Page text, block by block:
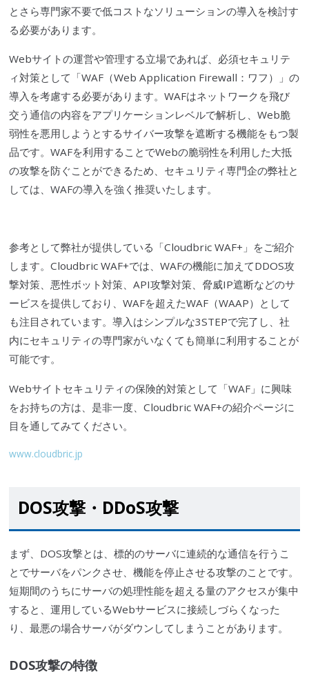
とさら専門家不要で低コストなソリューションの導入を検討す
る必要があります。
Webサイトの運営や管理する立場であれば、必須セキュリテ
ィ対策として「WAF （Web Application Firewall ：ワフ）」の
導入を考慮する必要があります。WAFはネットワークを飛び
交う通信の内容をアプリケーションレベルで解析し、Web脆
弱性を悪用しようとするサイバー攻撃を遮断する機能をもつ製
品です。WAFを利用することでWebの脆弱性を利用した大抵
の攻撃を防ぐことができるため、セキュリティ専門企の弊社と
しては、WAFの導入を強く推奨いたします。
参考として弊社が提供している「Cloudbric WAF+」をご紹介
します。Cloudbric WAF+では、WAFの機能に加えてDDOS攻
撃対策、悪性ボット対策、API攻撃対策、脅威IP遮断などのサ
ービスを提供しており、WAFを超えたWAF （WAAP）として
も注目されています。導入はシンプルな3STEPで完了し、社
内にセキュリティの専門家がいなくても簡単に利用することが
可能です。
Webサイトセキュリティの保険的対策として「WAF 」に興味
をお持ちの方は、是非一度、Cloudbric WAF+の紹介ページに
目を通してみてください。
www.cloudbric.jp
DOS攻撃・ DDoS攻撃
まず、 DOS攻撃とは、標的のサーバに連続的な通信を行うこ
とでサーバをパンクさせ、機能を停止させる攻撃のことです。
短期間のうちにサーバの処理性能を超える量のアクセスが集中
すると、運用しているWebサービスに接続しづらくなった
り、最悪の場合サーバがダウンしてしまうことがあります。
DOS攻撃の特徴